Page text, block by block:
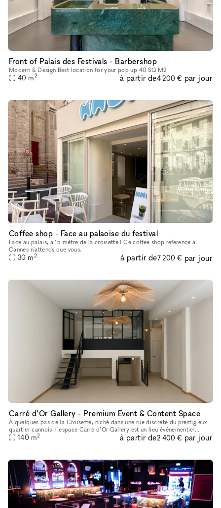
Front of Palais des Festivals - Barbershop
Modern & Design Best location for your pop up 40 SQ M2
40 m2 à partir de4 200 € par jour
Coffee shop - Face au palaoise du festival
Face au palais, à 15 mètre de la croisette ! Ce coffee shop reference à
Cannes n'attends que vous.
30 m2 à partir de7 200 € par jour
Carré d’Or Gallery - Premium Event & Content Space
À quelques pas de la Croisette, niché dans une rue discrète du prestigieux
quartier cannois, l’espace Carré d’Or Gallery est un lieu événementiel
privatif conçu pour les marques, agences, créateurs d
140 m2 à partir de2 400 € par jour